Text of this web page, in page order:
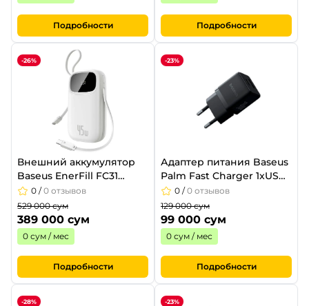
Подробности Подробности
-26%
Внешний аккумулятор
Baseus EnerFill FC31
20000mAh 45W Moon
White E0028D01
0 /0 отзывов
529 000 сум
389 000 сум
0 сум / мес
Подробности
-23%
Адаптер питания Baseus
Palm Fast Charger 1xUSB-
A 1xUSB-C 30W Cluster
Black
0 /0 отзывов
129 000 сум
99 000 сум
0 сум / мес
Подробности
-28% -23%